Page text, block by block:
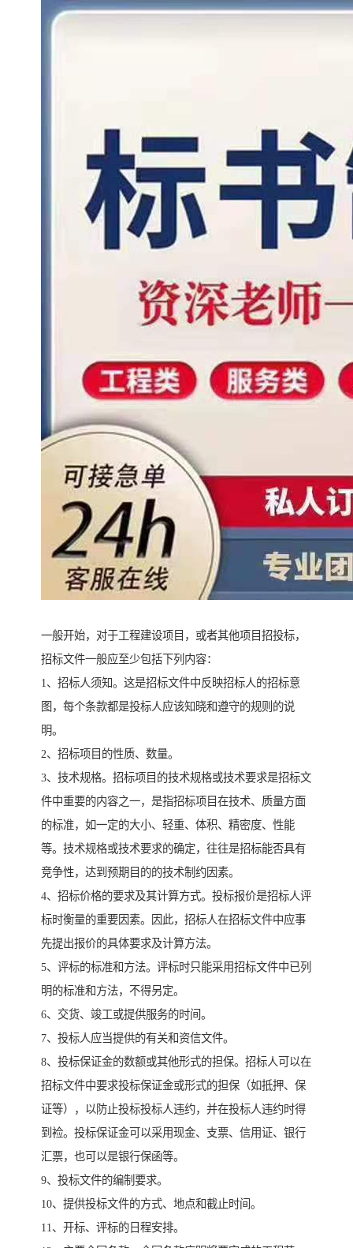
一般开始，对于工程建设项目，或者其他项目招投标，
招标文件一般应至少包括下列内容：
1、招标人须知。这是招标文件中反映招标人的招标意
图，每个条款都是投标人应该知晓和遵守的规则的说
明。
2、招标项目的性质、数量。
3、技术规格。招标项目的技术规格或技术要求是招标文
件中重要的内容之一，是指招标项目在技术、质量方面
的标准，如一定的大小、轻重、体积、精密度、性能
等。技术规格或技术要求的确定，往往是招标能否具有
竞争性，达到预期目的的技术制约因素。
4、招标价格的要求及其计算方式。投标报价是招标人评
标时衡量的重要因素。因此，招标人在招标文件中应事
先提出报价的具体要求及计算方法。
5、评标的标准和方法。评标时只能采用招标文件中已列
明的标准和方法，不得另定。
6、交货、竣工或提供服务的时间。
7、投标人应当提供的有关和资信文件。
8、投标保证金的数额或其他形式的担保。招标人可以在
招标文件中要求投标保证金或形式的担保（如抵押、保
证等），以防止投标投标人违约，并在投标人违约时得
到裣。投标保证金可以采用现金、支票、信用证、银行
汇票，也可以是银行保函等。
9、投标文件的编制要求。
10、提供投标文件的方式、地点和截止时间。
11、开标、评标的日程安排。